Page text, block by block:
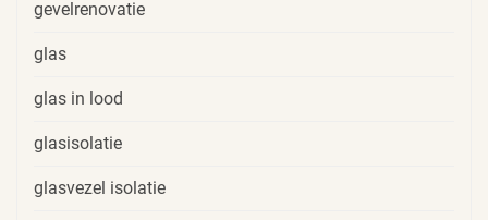
gevelrenovatie
glas
glas in lood
glasisolatie
glasvezel isolatie